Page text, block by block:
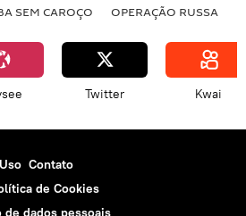
SEM CAROÇO OPERAÇÃO RUSSA
Twitter Kwai
Contato
de Cookies
dados pessoais